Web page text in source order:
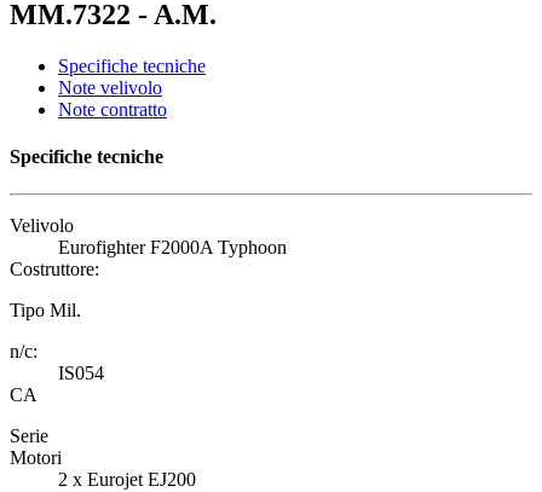
MM.7322 - A.M.
Specifiche tecniche
Note velivolo
Note contratto
Specifiche tecniche
Velivolo
Eurofighter F2000A Typhoon
Costruttore:
Tipo Mil.
n/c:
IS054
CA
Serie
Motori
2 x Eurojet EJ200